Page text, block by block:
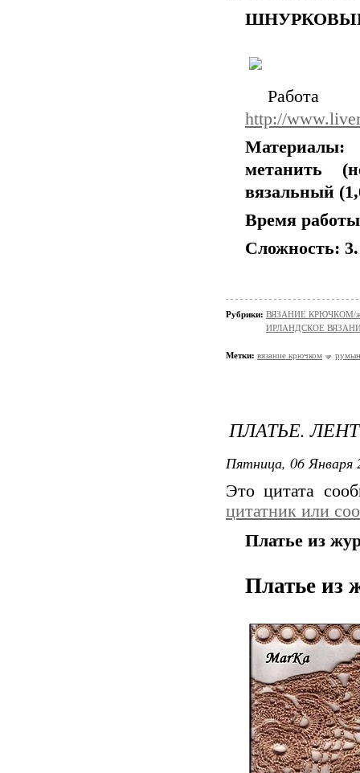
ШНУРКОВЫЕ
Работа
http://
метанить
вязальный
Время
Сложность: 3.
Рубрики: ВЯЗАНИЕ КРЮЧКОМ/
ИРЛАНДСКОЕ
Метки: вязание крючком
ПЛАТЬЕ.
Пятница, 06 Января
Это цитата
цитатник или
Платье из
Платье из